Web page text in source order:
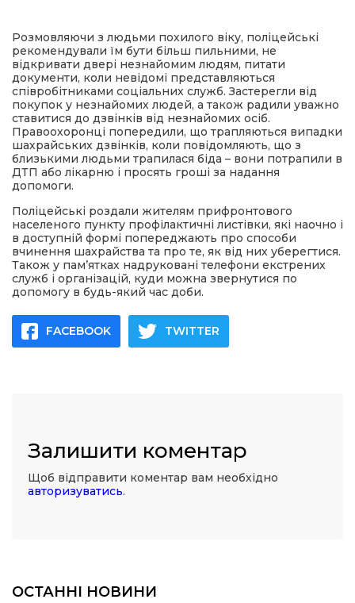
Розмовляючи з людьми похилого віку, поліцейські
рекомендували їм бути більш пильними, не
відкривати двері незнайомим людям, питати
документи, коли невідомі представляються
співробітниками соціальних служб. Застерегли від
покупок у незнайомих людей, а також радили уважно
ставитися до дзвінків від незнайомих осіб.
Правоохоронці попередили, що трапляються випадки
шахрайських дзвінків, коли повідомляють, що з
близькими людьми трапилася біда – вони потрапили в
ДТП або лікарню і просять гроші за надання
допомоги.
Поліцейські роздали жителям прифронтового
населеного пункту профілактичні листівки, які наочно і
в доступній формі попереджають про способи
вчинення шахрайства та про те, як від них уберегтися.
Також у пам’ятках надруковані телефони екстрених
служб і організацій, куди можна звернутися по
допомогу в будь-який час доби.
FACEBOOK TWITTER
Залишити коментар
Щоб відправити коментар вам необхідно
авторизуватись.
ОСТАННІ НОВИНИ